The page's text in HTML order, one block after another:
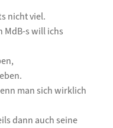
nicht viel.
s will ichs
man sich wirklich
dann auch seine